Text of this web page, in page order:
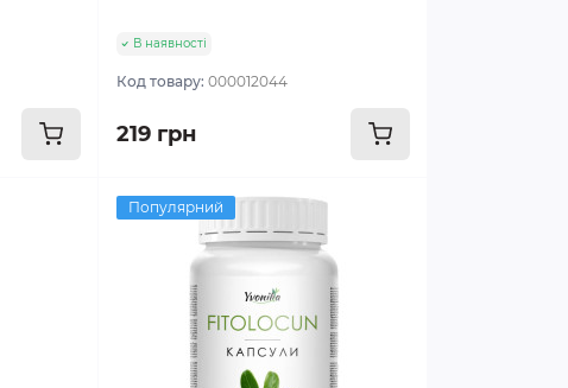
В наявності
Код товару:000012044
219 грн
Популярний